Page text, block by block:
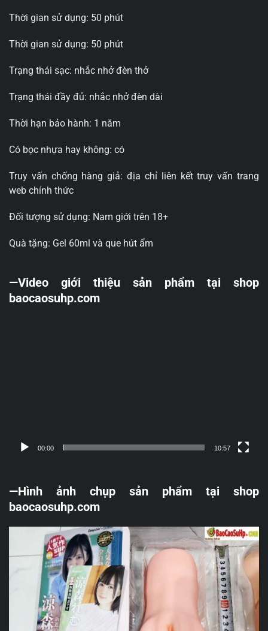
Thời gian sử dụng: 50 phút
Thời gian sử dụng: 50 phút
Trạng thái sạc: nhắc nhở đèn thở
Trạng thái đầy đủ: nhắc nhở đèn dài
Thời hạn bảo hành: 1 năm
Có bọc nhựa hay không: có
Truy vấn chống hàng giả: địa chỉ liên kết truy vấn trang
web chính thức
Đối tượng sử dụng: Nam giới trên 18+
Quà tặng: Gel 60ml và que hút ẩm
—Video giới thiệu sản phẩm tại shop
baocaosuhp.com
00:00 10:57
—Hình ảnh chụp sản phẩm tại shop
baocaosuhp.com